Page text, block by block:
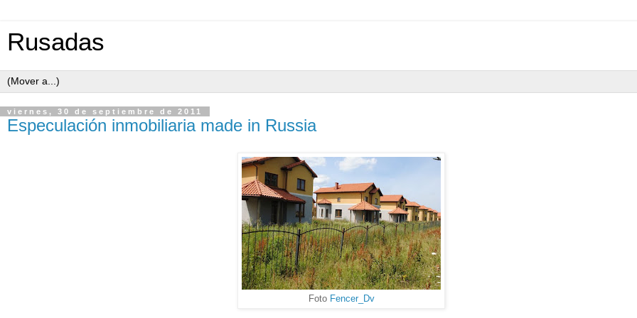
Rusadas
viernes, 30 de septiembre de 2011
Especulación inmobiliaria made in Russia
Foto Fencer_Dv